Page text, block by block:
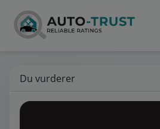
Du vurderer